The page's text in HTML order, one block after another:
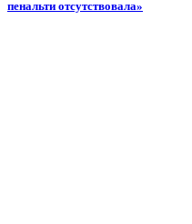
пенальти отсутствовала»